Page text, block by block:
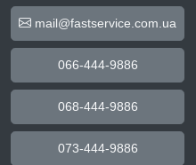
mail@fastservice.com.ua
066-444-9886
068-444-9886
073-444-9886